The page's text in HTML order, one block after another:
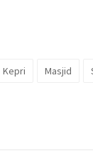
Kepri Masjid